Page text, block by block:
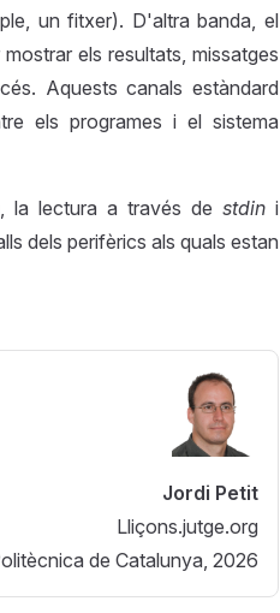
un fitxer). D'altra banda, el
els resultats, missatges
Aquests canals estàndard
els programes i el sistema
la lectura a través de stdini
dels perifèrics als quals estan
Jordi Petit
Lliçons.jutge.org
de Catalunya, 2026